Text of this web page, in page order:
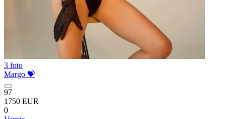
3 foto
Margo 💝
97
1750 EUR
0